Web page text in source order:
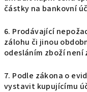
částky na bankovní
6. Prodávající
zálohu či jinou
odesláním zboží není
7. Podle zákona o
vystavit kupujícímu